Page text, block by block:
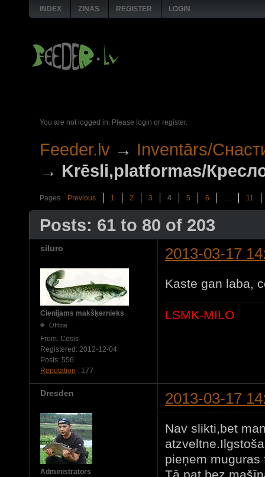
INDEX ZIŅAS REGISTER LOGIN
You are not logged in. Please login or register.
Feeder.lv → Inventārs/
→ Krēsli,platformas/
Pages Previous 1 2 3 4 5 6 … 11
Posts: 61 to 80 of 203
siluro 2013-03-17
Cienījams makšķernieks
Offline
From: Cēsis
Registered: 2012-12-04
Posts: 556
Reputation : 177
Kaste gan laba,
LSMK-MILO
Dresden 2013-03-17
Administrators
Nav slikti,bet
pieņem
Tā pat bez